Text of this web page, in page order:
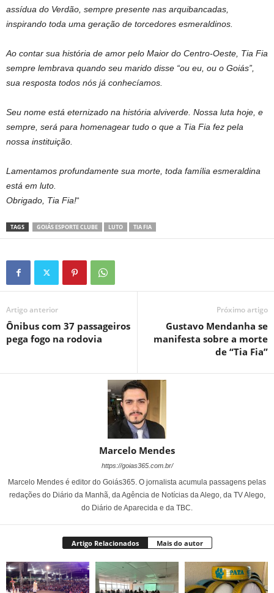
assídua do Verdão, sempre presente nas arquibancadas,
inspirando toda uma geração de torcedores esmeraldinos.
Ao contar sua história de amor pelo Maior do Centro-Oeste, Tia Fia
sempre lembrava quando seu marido disse “ou eu, ou o Goiás”,
sua resposta todos nós já conhecíamos.
Seu nome está eternizado na história alviverde. Nossa luta hoje, e
sempre, será para homenagear tudo o que a Tia Fia fez pela
nossa instituição.
Lamentamos profundamente sua morte, toda família esmeraldina
está em luto.
Obrigado, Tia Fia!“
TAGS GOIÁS ESPORTE CLUBE LUTO TIA FIA
Artigo anterior
Ônibus com 37 passageiros
pega fogo na rodovia
Próximo artigo
Gustavo Mendanha se
manifesta sobre a morte
de “Tia Fia”
Marcelo Mendes
https://goias365.com.br/
Marcelo Mendes é editor do Goiás365. O jornalista acumula passagens pelas
redações do Diário da Manhã, da Agência de Notícias da Alego, da TV Alego,
do Diário de Aparecida e da TBC.
Artigo Relacionados Mais do autor